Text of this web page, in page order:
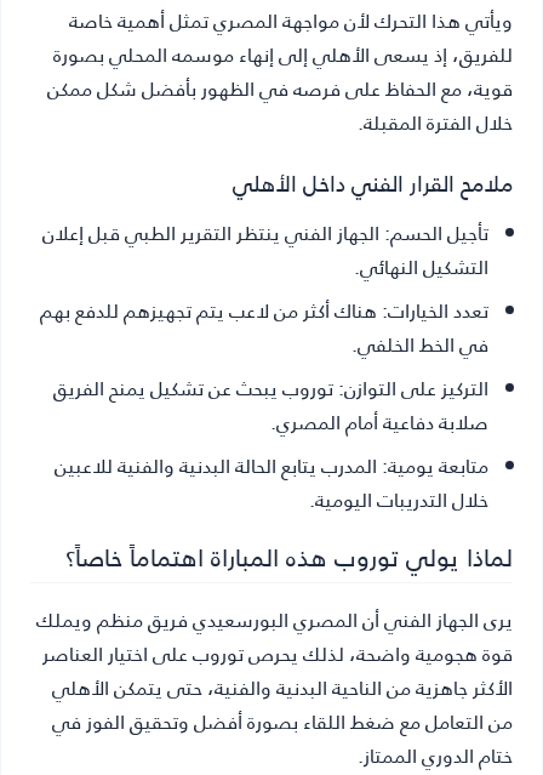
ويأتي هذا التحرك لأن مواجهة المصري تمثل أهمية خاصة
للفريق، إذ يسعى الأهلي إلى إنهاء موسمه المحلي بصورة
قوية، مع الحفاظ على فرصه في الظهور بأفضل شكل ممكن
خلال الفترة المقبلة.
ملامح القرار الفني داخل الأهلي
تأجيل الحسم: الجهاز الفني ينتظر التقرير الطبي قبل إعلان
التشكيل النهائي.
تعدد الخيارات: هناك أكثر من لاعب يتم تجهيزهم للدفع بهم
في الخط الخلفي.
التركيز على التوازن: توروب يبحث عن تشكيل يمنح الفريق
صلابة دفاعية أمام المصري.
متابعة يومية: المدرب يتابع الحالة البدنية والفنية للاعبين
خلال التدريبات اليومية.
لماذا يولي توروب هذه المباراة اهتماماً خاصاً؟
يرى الجهاز الفني أن المصري البورسعيدي فريق منظم ويملك
قوة هجومية واضحة، لذلك يحرص توروب على اختيار العناصر
الأكثر جاهزية من الناحية البدنية والفنية، حتى يتمكن الأهلي
من التعامل مع ضغط اللقاء بصورة أفضل وتحقيق الفوز في
ختام الدوري الممتاز.